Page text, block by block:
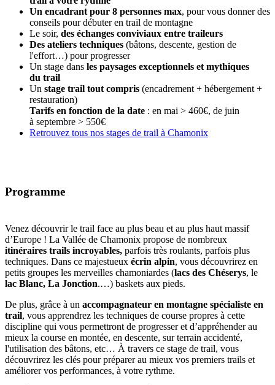
Un encadrant pour 8 personnes max, pour vous donner des
conseils pour débuter en trail de montagne
Le soir, des échanges conviviaux entre traileurs
Des ateliers techniques (bâtons, descente, gestion de
l'effort…) pour progresser
Un stage dans les paysages exceptionnels et mythiques
du trail
Un stage trail tout compris (encadrement + hébergement +
restauration)
Tarifs en fonction de la date : en mai > 460€, de juin
à septembre > 550€
Retrouvez tous nos stages de trail à Chamonix
Programme
Venez découvrir le trail face au plus beau et au plus haut massif
d’Europe ! La Vallée de Chamonix propose de nombreux
itinéraires trails incroyables, parfois très roulants, parfois plus
techniques. Dans ce majestueux écrin alpin, vous découvrirez en
petits groupes les merveilles chamoniardes (lacs des Chéserys, le
lac Blanc, La Jonction.…) baskets aux pieds.
De plus, grâce à un accompagnateur en montagne spécialiste en
trail, vous apprendrez les techniques de course propres à cette
discipline qui vous permettront de progresser et d’appréhender au
mieux la course en montée, en descente, sur terrain accidenté,
l'utilisation des bâtons, etc… À travers ce stage de trail, vous
découvrirez les clés pour préparer au mieux vos premiers trails et
améliorer vos performances, à votre rythme.